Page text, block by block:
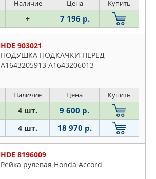
Наличие Цена Купить
+ 7 196 р.
HDE 903021
ПОДУШКА ПОДКАЧКИ ПЕРЕД
A1643205913 A1643206013
Наличие Цена Купить
4 шт. 9 600 р.
4 шт. 18 970 р.
HDE 8196009
Рейка рулевая Honda Accord